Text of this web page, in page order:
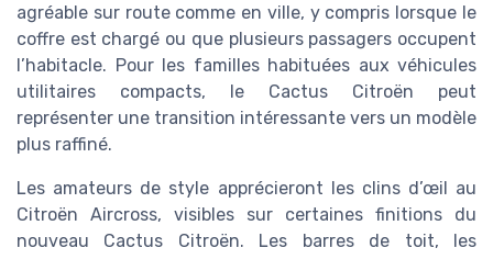
agréable sur route comme en ville, y compris lorsque le
coffre est chargé ou que plusieurs passagers occupent
l’habitacle. Pour les familles habituées aux véhicules
utilitaires compacts, le Cactus Citroën peut
représenter une transition intéressante vers un modèle
plus raffiné.
Les amateurs de style apprécieront les clins d’œil au
Citroën Aircross, visibles sur certaines finitions du
nouveau Cactus Citroën. Les barres de toit, les